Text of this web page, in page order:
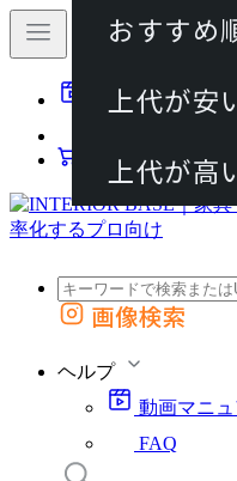
動画マニュアル
カート
外部サイトの商品をカート
画像検索
ヘルプ
動画マニ
FAQ
おすすめ
上代が安
上代が高